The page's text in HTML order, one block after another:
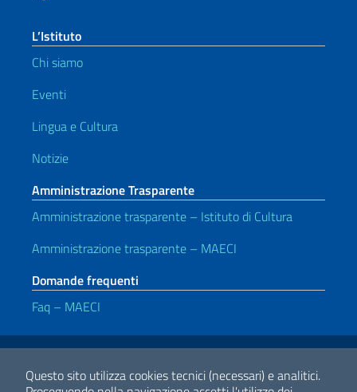
Questo sito utilizza cookies tecnici (necessari) e analitici.
L’Istituto
Chi siamo
Eventi
Lingua e Cultura
Notizie
Amministrazione Trasparente
Amministrazione trasparente – Istituto di Cultura
Amministrazione trasparente – MAECI
Domande frequenti
Faq – MAECI
Link Utili